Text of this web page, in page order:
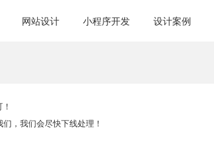
网站设计 小程序开发 设计案例
，我们会尽快下线处理！